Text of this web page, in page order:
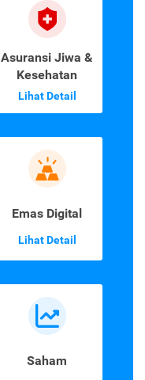
Asuransi Jiwa &
Kesehatan
Lihat Detail
Emas Digital
Lihat Detail
Saham